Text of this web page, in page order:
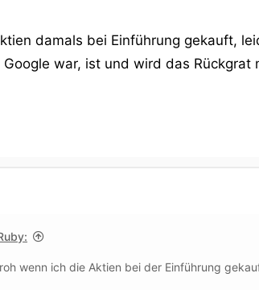
damals bei Einführung gekauft,
war, ist und wird das
wenn ich die Aktien bei der Einführung